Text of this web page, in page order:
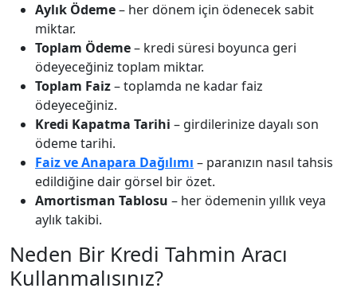
Aylık Ödeme– her dönem için ödenecek sabit
miktar.
Toplam Ödeme– kredi süresi boyunca geri
ödeyeceğiniz toplam miktar.
Toplam Faiz– toplamda ne kadar faiz
ödeyeceğiniz.
Kredi Kapatma Tarihi – girdilerinize dayalı son
ödeme tarihi.
Faiz ve Anapara Dağılımı – paranızın nasıl tahsis
edildiğine dair görsel bir özet.
Amortisman Tablosu – her ödemenin yıllık veya
aylık takibi.
Neden Bir Kredi Tahmin Aracı
Kullanmalısınız?